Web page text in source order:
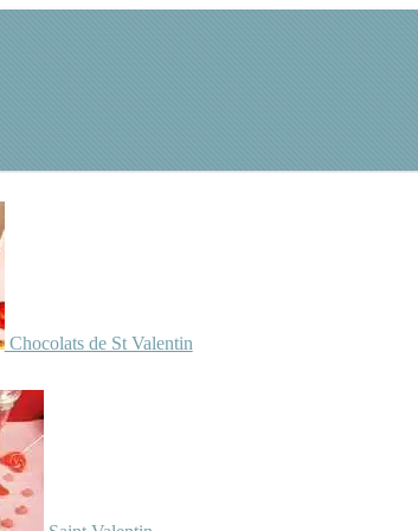
Chocolats de St Valentin